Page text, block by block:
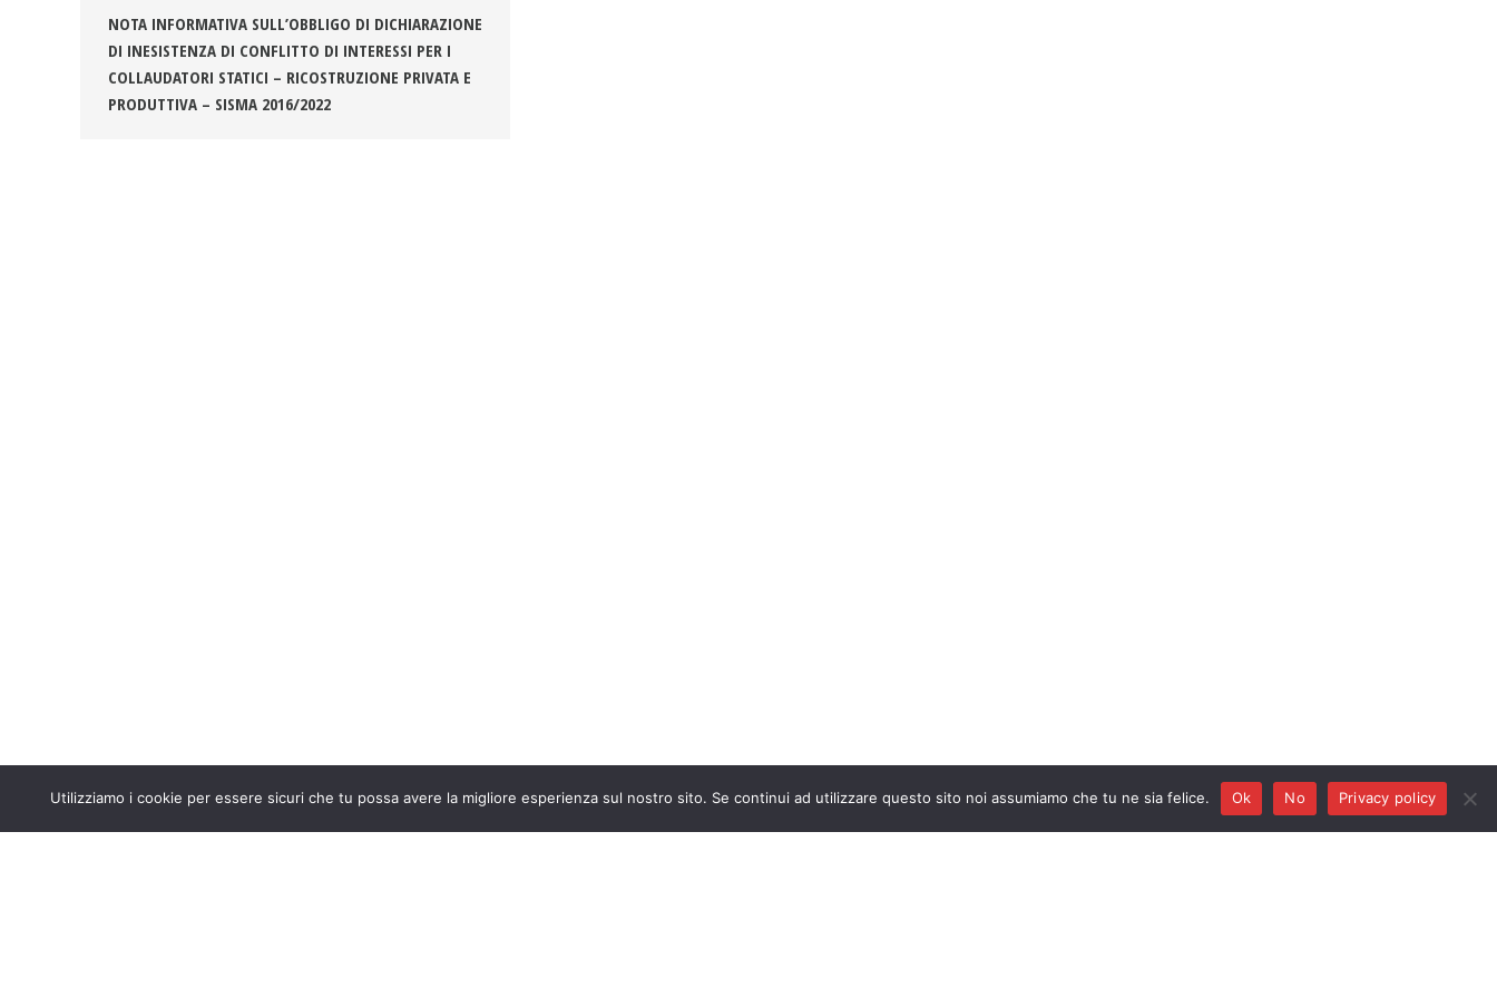
NOTA INFORMATIVA SULL’OBBLIGO DI DICHIARAZIONE
DI INESISTENZA DI CONFLITTO DI INTERESSI PER I
COLLAUDATORI STATICI – RICOSTRUZIONE PRIVATA E
PRODUTTIVA – SISMA 2016/2022
Privacy policy
Utilizziamo i cookie per essere sicuri che tu possa avere la migliore esperienza sul nostro sito. Se continui ad utilizzare questo sito noi assumiamo che tu ne sia felice. Ok No Privacy policy